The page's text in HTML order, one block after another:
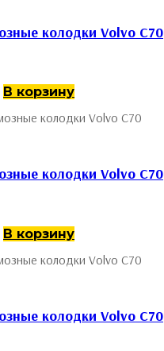
колодки Volvo C70
В корзину
колодки Volvo C70
В корзину
колодки Volvo C70